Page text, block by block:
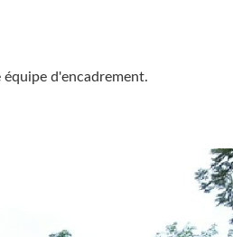
d'encadrement.